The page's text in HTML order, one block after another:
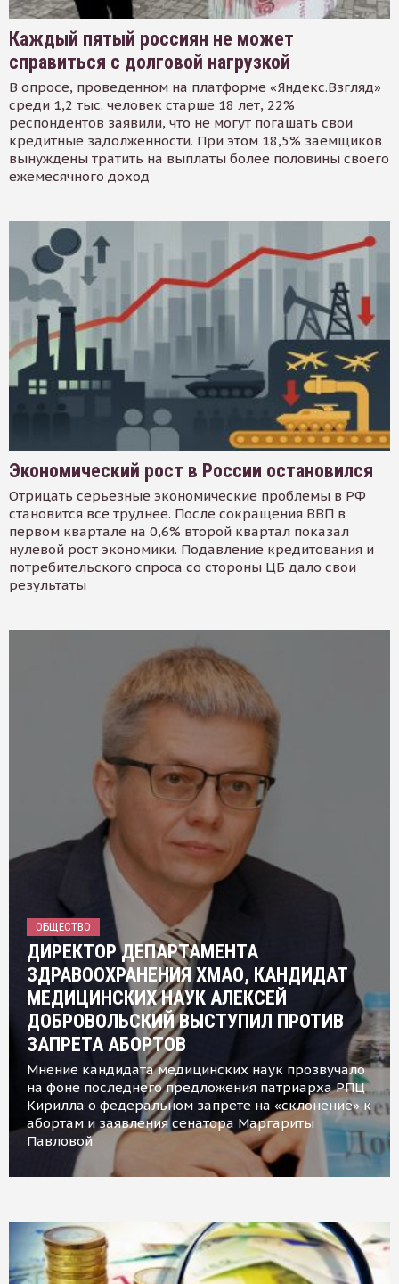
Каждый пятый россиян не может
справиться с долговой нагрузкой
В опросе, проведенном на платформе «Яндекс.Взгляд»
среди 1,2 тыс. человек старше 18 лет, 22%
респондентов заявили, что не могут погашать свои
кредитные задолженности. При этом 18,5% заемщиков
вынуждены тратить на выплаты более половины своего
ежемесячного доход
Экономический рост в России остановился
Отрицать серьезные экономические проблемы в РФ
становится все труднее. После сокращения ВВП в
первом квартале на 0,6% второй квартал показал
нулевой рост экономики. Подавление кредитования и
потребительского спроса со стороны ЦБ дало свои
результаты
ОБЩЕСТВО
ДИРЕКТОР ДЕПАРТАМЕНТА
ЗДРАВООХРАНЕНИЯ ХМАО, КАНДИДАТ
МЕДИЦИНСКИХ НАУК АЛЕКСЕЙ
ДОБРОВОЛЬСКИЙ ВЫСТУПИЛ ПРОТИВ
ЗАПРЕТА АБОРТОВ
Мнение кандидата медицинских наук прозвучало
на фоне последнего предложения патриарха РПЦ
Кирилла о федеральном запрете на «склонение» к
абортам и заявления сенатора Маргариты
Павловой